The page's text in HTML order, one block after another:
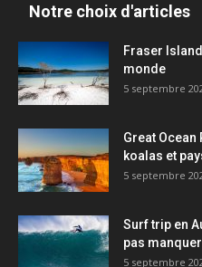
Notre choix d'articles
Fraser
monde
5 septembre
Great Ocean
koalas et
5 septembre
Surf trip en
pas manquer
5 septembre